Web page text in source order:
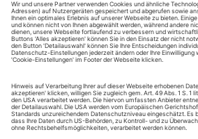
des Weines höchstpersönlich
testet Bacchus den roten
griechischer Kollege und Hohepriester
ihm. Gemeinsam befinden sie für
neun riesigen Holzbottichen an
Nun hat die wilde...
Opernspielpläne 11/24